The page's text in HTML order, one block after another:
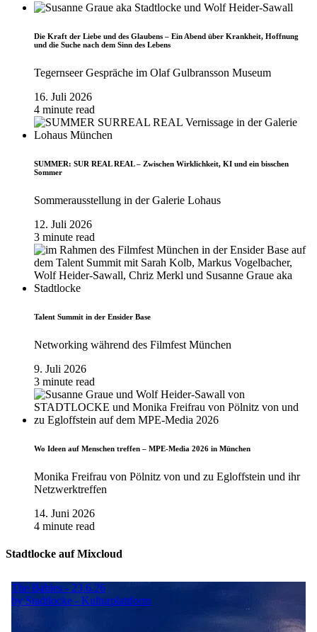
Die Kraft der Liebe und des Glaubens – Ein Abend über Krankheit, Hoffnung
und die Suche nach dem Sinn des Lebens
Tegernseer Gespräche im Olaf Gulbransson Museum
16. Juli 2026
4 minute read
SUMMER: SUR REAL REAL – Zwischen Wirklichkeit, KI und ein bisschen
Sommer
Sommerausstellung in der Galerie Lohaus
12. Juli 2026
3 minute read
Talent Summit in der Ensider Base
Networking während des Filmfest München
9. Juli 2026
3 minute read
Wo Ideen auf Menschen treffen – MPE-Media 2026 in München
Monika Freifrau von Pölnitz von und zu Egloffstein und ihr
Netzwerktreffen
14. Juni 2026
4 minute read
Stadtlocke auf Mixcloud